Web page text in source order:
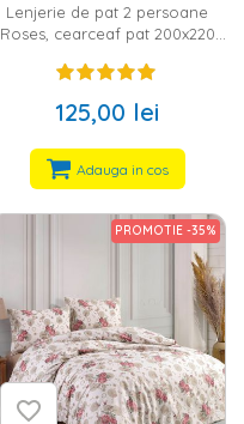
Lenjerie de pat 2 persoane
Roses, cearceaf pat 200x220
fete perna 50x70 cm, 100%
inchidere nasturi, roz/albastru
125,00 lei
Adauga in cos
PROMOTIE -35%